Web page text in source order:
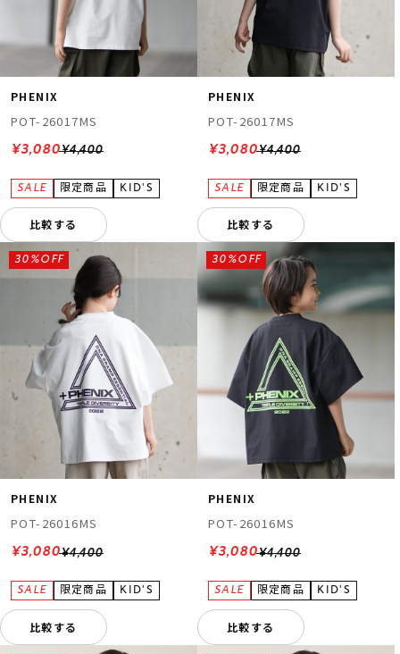
PHENIX
POT-26017MS
¥4,400
¥3,080
比較する
PHENIX
POT-26017MS
¥4,400
¥3,080
比較する
PHENIX
POT-26016MS
¥4,400
30%OFF
¥3,080
比較する
PHENIX
POT-26016MS
¥4,400
30%OFF
¥3,080
比較する